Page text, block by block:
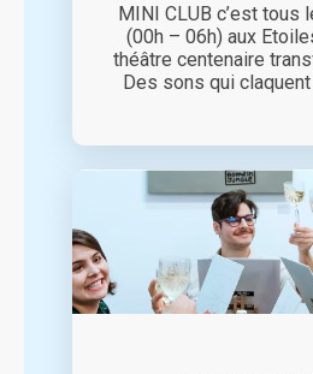
MINI CLUB c’est tous
(00h – 06h) aux
théâtre centenaire
Des sons qui claquent